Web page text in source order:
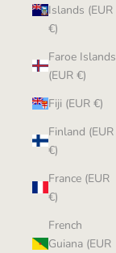
Islands (EUR
€)
Faroe Islands
(EUR €)
Fiji (EUR €)
Finland (EUR
€)
France (EUR
€)
French
Guiana (EUR